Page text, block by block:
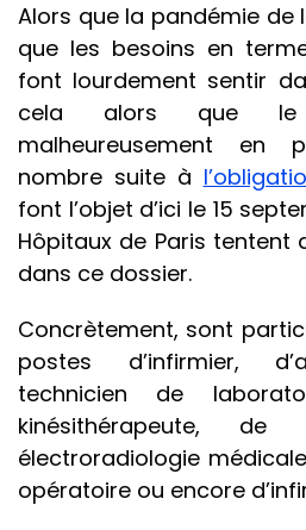
Alors que la pandémie
que les besoins en
font lourdement sentir
cela alors que le
malheureusement en
nombre suite à
font l’objet d’ici le 15
Hôpitaux de Paris tentent
dans ce dossier.
Concrètement, sont
postes d’infirmier,
technicien de
kinésithérapeute, de
électroradiologie
opératoire ou encore